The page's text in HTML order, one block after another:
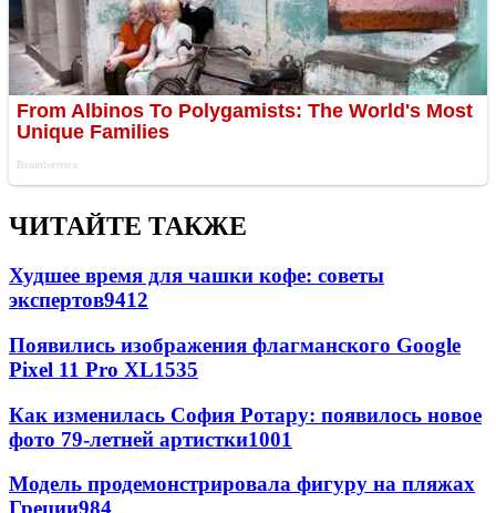
ЧИТАЙТЕ ТАКЖЕ
Худшее время для чашки кофе: советы
экспертов9412
Появились изображения флагманского Google
Pixel 11 Pro XL1535
Как изменилась София Ротару: появилось новое
фото 79-летней артистки1001
Модель продемонстрировала фигуру на пляжах